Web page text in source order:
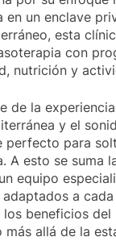
en un enclave
esta
con
nutrición y
de la
y el
perfecto para
A esto se suma
equipo
a
beneficios del
más allá de la